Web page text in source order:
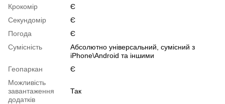
Крокомір
Є
Секундомір
Є
Погода
Є
Сумісність
Абсолютно універсальний, сумісний з
iPhone\Android та іншими
Геопаркан
Є
Можливість
завантаження
додатків
Так